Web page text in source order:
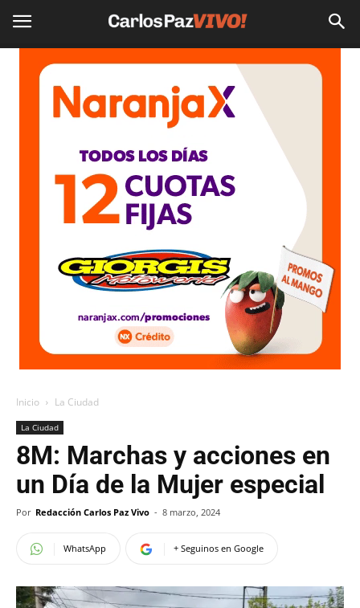
Inicio La Ciudad
La Ciudad
8M: Marchas y acciones en
un Día de la Mujer especial
Por Redacción Carlos Paz Vivo - 8 marzo, 2024
WhatsApp + Seguinos en Google